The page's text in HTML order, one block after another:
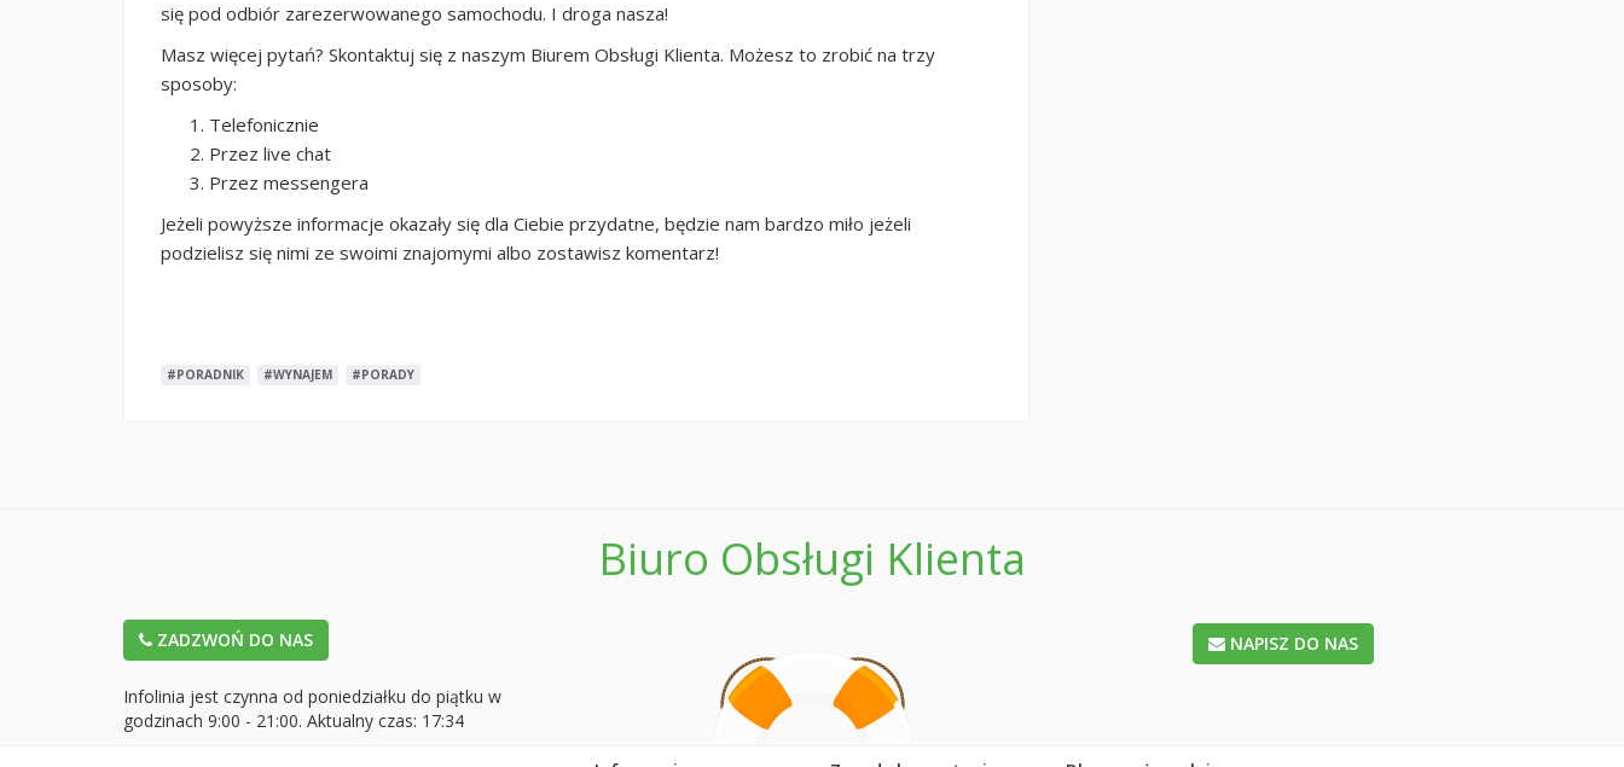
się pod odbiór zarezerwowanego samochodu. I droga nasza!
Masz więcej pytań? Skontaktuj się z naszym Biurem Obsługi Klienta. Możesz to zrobić na trzy
sposoby:
Telefonicznie
Przez live chat
Przez messengera
Jeżeli powyższe informacje okazały się dla Ciebie przydatne, będzie nam bardzo miło jeżeli
podzielisz się nimi ze swoimi znajomymi albo zostawisz komentarz!
#PORADNIK #WYNAJEM #PORADY
Biuro Obsługi Klienta
ZADZWOŃ DO NAS
Infolinia jest czynna od poniedziałku do piątku w
godzinach 9:00 - 21:00. Aktualny czas: 17:34
NAPISZ DO NAS